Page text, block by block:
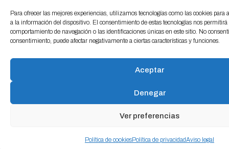
Para ofrecer las mejores experiencias, utilizamos tecnologías como las cookies para
a la información del dispositivo. El consentimiento de estas tecnologías nos permitirá
comportamiento de navegación o las identificaciones únicas en este sitio. No
consentimiento, puede afectar negativamente a ciertas características y funciones.
Aceptar
Denegar
Ver preferencias
Política de cookiesPolítica de privacidadAviso legal